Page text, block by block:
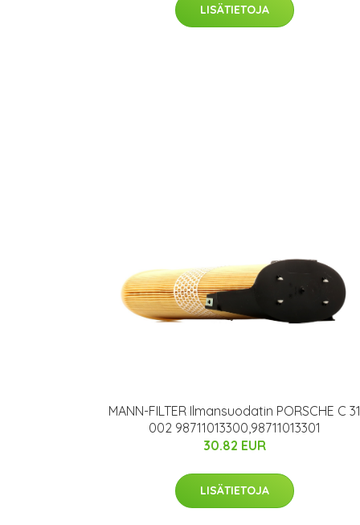
LISÄTIETOJA
MANN-FILTER Ilmansuodatin PORSCHE C 31
002 98711013300,98711013301
30.82 EUR
LISÄTIETOJA